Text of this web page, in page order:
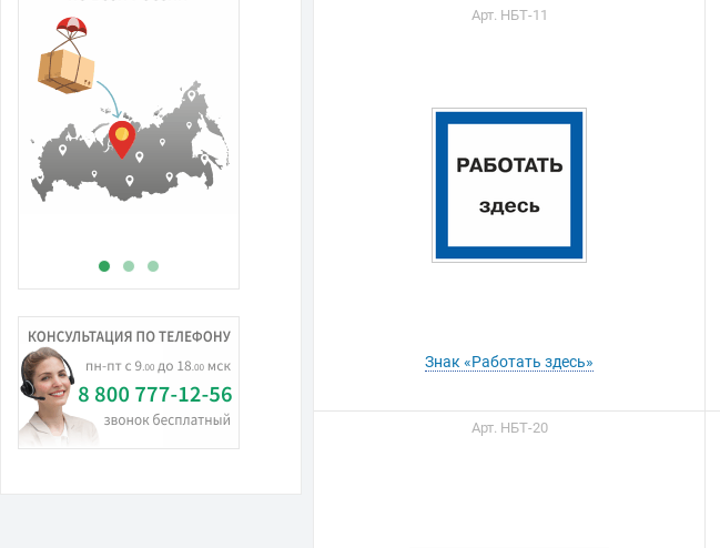
Вы можете приобрести
Портал поставщиков
Арт. НБТ-11
Знак «Работать здесь»
Арт. НБТ-20